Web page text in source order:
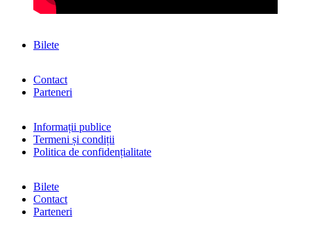
Bilete
Contact
Parteneri
Informații publice
Termeni și condiții
Politica de confidențialitate
Bilete
Contact
Parteneri